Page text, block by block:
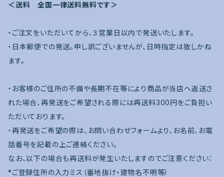
＜送料 全国一律送料無料です＞
・ご注文をいただいてから、３営業日以内で発送いたします。
・日本郵便での発送。申し訳ございませんが、日時指定は致しかね
ます。
・お客様のご住所の不備や長期不在等により商品が当店へ返送さ
れた場合、再発送をご希望される際には再送料300円をご負担い
ただいております。
・再発送をご希望の際は、お問い合わせフォームより、お名前、お電
話番号を記載の上ご連絡ください。
なお、以下の場合も再送料が発生いたしますのでご注意ください：
*ご登録住所の入力ミス（番地抜け・建物名不明等）